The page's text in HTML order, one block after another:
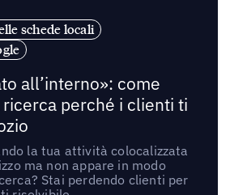
schede locali
all’interno»: come
perché i clienti ti
la tua attività colocalizzata
ma non appare in modo
Stai perdendo clienti per